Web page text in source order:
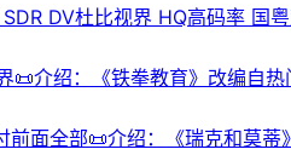
真人秀⬇️【评论区可搜索】 | 🔍
DV杜比视界 HQ高码率 国
知的阴谋与强敌。羊狼们是
Bright New Dawn💾夸
介绍：《铁拳教育》改编自
通教师无力管束。教权保护
边界的深刻思考。💾夸克网
面全部📜介绍：《瑞克和莫